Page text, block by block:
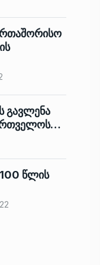
გავლენა
წლის